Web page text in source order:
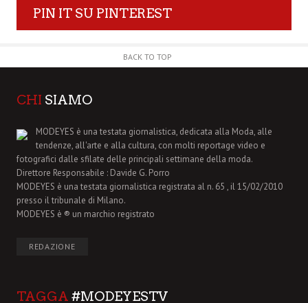
PIN IT SU PINTEREST
BACK TO TOP
CHI SIAMO
MODEYES è una testata giornalistica, dedicata alla Moda, alle
tendenze, all'arte e alla cultura, con molti reportage video e
fotografici dalle sfilate delle principali settimane della moda.
Direttore Responsabile : Davide G. Porro
MODEYES è una testata giornalistica registrata al n. 65 , il 15/02/2010
presso il tribunale di Milano.
MODEYES è ® un marchio registrato
REDAZIONE
TAGGA #MODEYESTV